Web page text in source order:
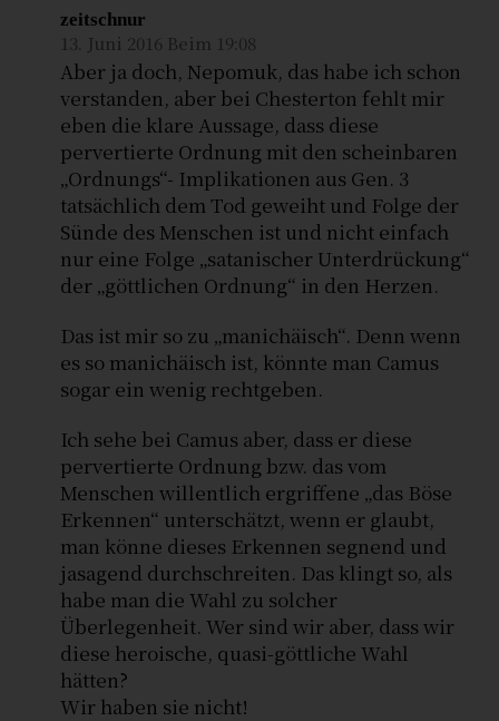
zeitschnur
13. Juni 2016 Beim 19:08
Aber ja doch, Nepomuk, das habe ich schon
verstanden, aber bei Chesterton fehlt mir
eben die klare Aussage, dass diese
pervertierte Ordnung mit den scheinbaren
„Ordnungs“- Implikationen aus Gen. 3
tatsächlich dem Tod geweiht und Folge der
Sünde des Menschen ist und nicht einfach
nur eine Folge „satanischer Unterdrückung“
der „göttlichen Ordnung“ in den Herzen.
Das ist mir so zu „manichäisch“. Denn wenn
es so manichäisch ist, könnte man Camus
sogar ein wenig rechtgeben.
Ich sehe bei Camus aber, dass er diese
pervertierte Ordnung bzw. das vom
Menschen willentlich ergriffene „das Böse
Erkennen“ unterschätzt, wenn er glaubt,
man könne dieses Erkennen segnend und
jasagend durchschreiten. Das klingt so, als
habe man die Wahl zu solcher
Überlegenheit. Wer sind wir aber, dass wir
diese heroische, quasi-göttliche Wahl
hätten?
Wir haben sie nicht!